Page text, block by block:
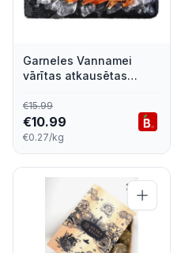
Garneles Vannamei
vārītas atkausētas
€15.99
€10.99
€0.27/kg